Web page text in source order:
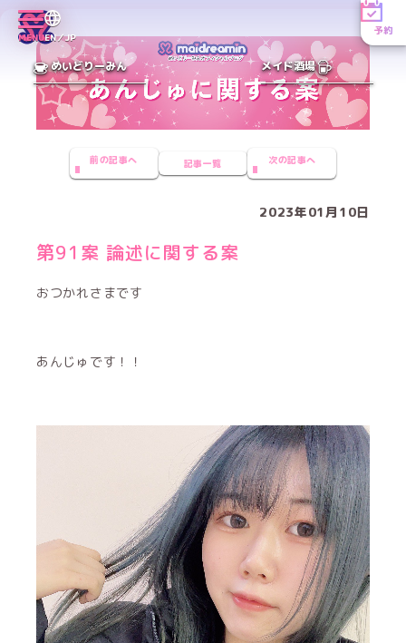
MENUEN／JP
予約
めいどりーみん メイド酒場
前の記事へ 記事一覧 次の記事へ
2023年01月10日
第91案 論述に関する案
おつかれさまです
あんじゅです！！